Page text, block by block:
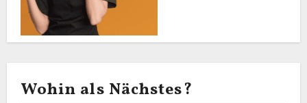
Wohin als Nächstes?